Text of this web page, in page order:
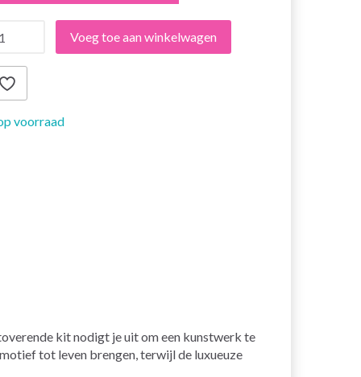
Voeg toe aan winkelwagen
voorraad
kit nodigt je uit om een kunstwerk te
tot leven brengen, terwijl de luxueuze